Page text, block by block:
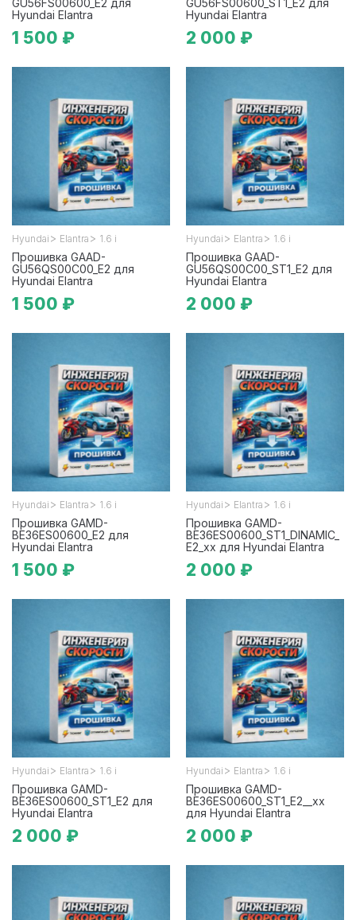
GU56FS00600_E2 для
Hyundai Elantra
1 500 ₽
GU56FS00600_ST1_E2 для
Hyundai Elantra
2 000 ₽
Hyundai > Elantra > 1.6 i
Прошивка GAAD-
GU56QS00C00_E2 для
Hyundai Elantra
1 500 ₽
Hyundai > Elantra > 1.6 i
Прошивка GAAD-
GU56QS00C00_ST1_E2 для
Hyundai Elantra
2 000 ₽
Hyundai > Elantra > 1.6 i
Прошивка GAMD-
BE36ES00600_E2 для
Hyundai Elantra
1 500 ₽
Hyundai > Elantra > 1.6 i
Прошивка GAMD-
BE36ES00600_ST1_DINAMIC_
E2_xx для Hyundai Elantra
2 000 ₽
Hyundai > Elantra > 1.6 i
Прошивка GAMD-
BE36ES00600_ST1_E2 для
Hyundai Elantra
2 000 ₽
Hyundai > Elantra > 1.6 i
Прошивка GAMD-
BE36ES00600_ST1_E2__xx
для Hyundai Elantra
2 000 ₽